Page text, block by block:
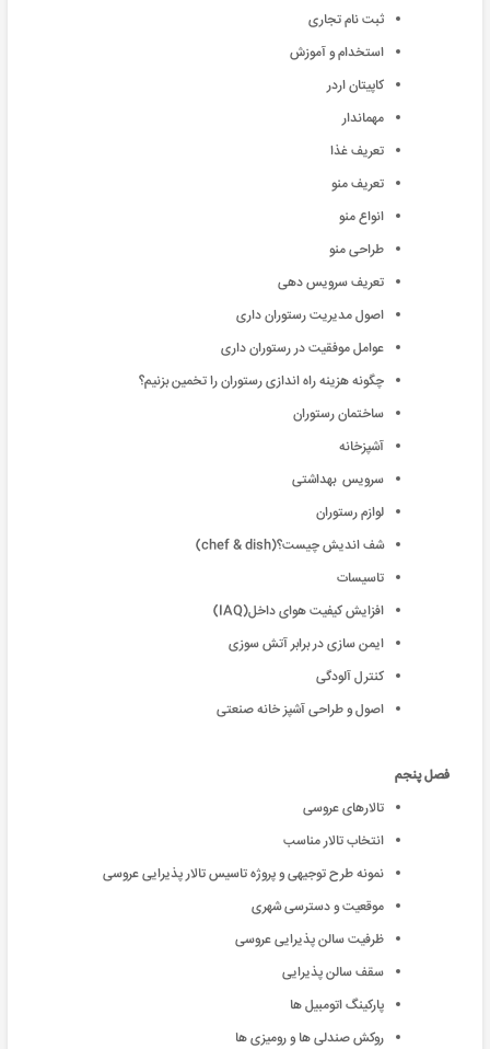
ثبت نام تجاری
استخدام و آموزش
کاپیتان اردر
مهماندار
تعریف غذا
تعریف منو
انواع منو
طراحی منو
تعریف سرویس دهی
اصول مدیریت رستوران داری
عوامل موفقیت در رستوران داری
چگونه هزینه راه اندازی رستوران را تخمین بزنیم؟
ساختمان رستوران
آشپزخانه
سرویس بهداشتی
لوازم رستوران
شف اندیش چیست؟(chef & dish)
تاسیسات
افزایش کیفیت هوای داخل(IAQ)
ایمن سازی در برابر آتش سوزی
کنترل آلودگی
اصول و طراحی آشپز خانه صنعتی
فصل پنجم
تالارهای عروسی
انتخاب تالار مناسب
نمونه طرح توجیهی و پروژه تاسیس تالار پذیرایی عروسی
موقعیت و دسترسی شهری
ظرفیت سالن پذیرایی عروسی
سقف سالن پذیرایی
پارکینگ اتومبیل ها
روکش صندلی ها و رومیزی ها